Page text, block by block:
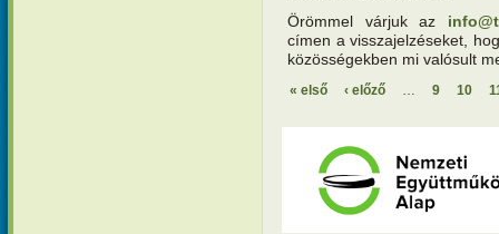
Örömmel várjuk az
címen a visszajelzéseket,
közösségekben mi valósult
« első ‹ előző … 9 10